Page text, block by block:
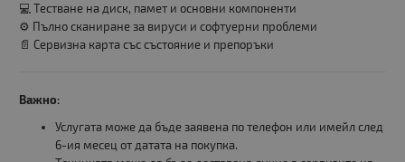
💻 Тестване на диск, памет и основни компоненти
⚙️ Пълно сканиране за вируси и софтуерни проблеми
📄 Сервизна карта със състояние и препоръки
Важно:
Услугата може да бъде заявена по телефон или имейл след
6-ия месец от датата на покупка.